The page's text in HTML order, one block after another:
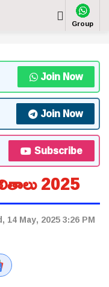
Group
Join Now
Join Now
Subscribe
2025
14 May, 2025 3:26 PM